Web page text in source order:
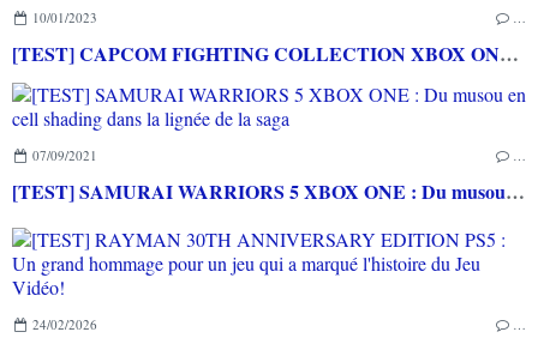
10/01/2023 …
[TEST] CAPCOM FIGHTING COLLECTION XBOX ONE : Une super session de rattrapage!
07/09/2021 …
[TEST] SAMURAI WARRIORS 5 XBOX ONE : Du musou en cell shading dans la lignée de la saga
24/02/2026 …